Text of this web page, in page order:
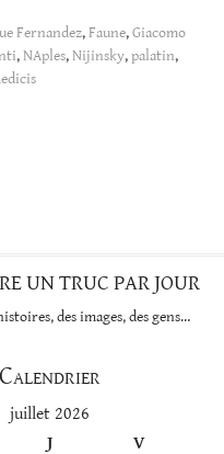
Fernandez,Faune,Giacomo
,NAples,Nijinsky,palatin,
UN TRUC PAR JOUR
des images, des gens…
Calendrier
juillet 2026
J
V